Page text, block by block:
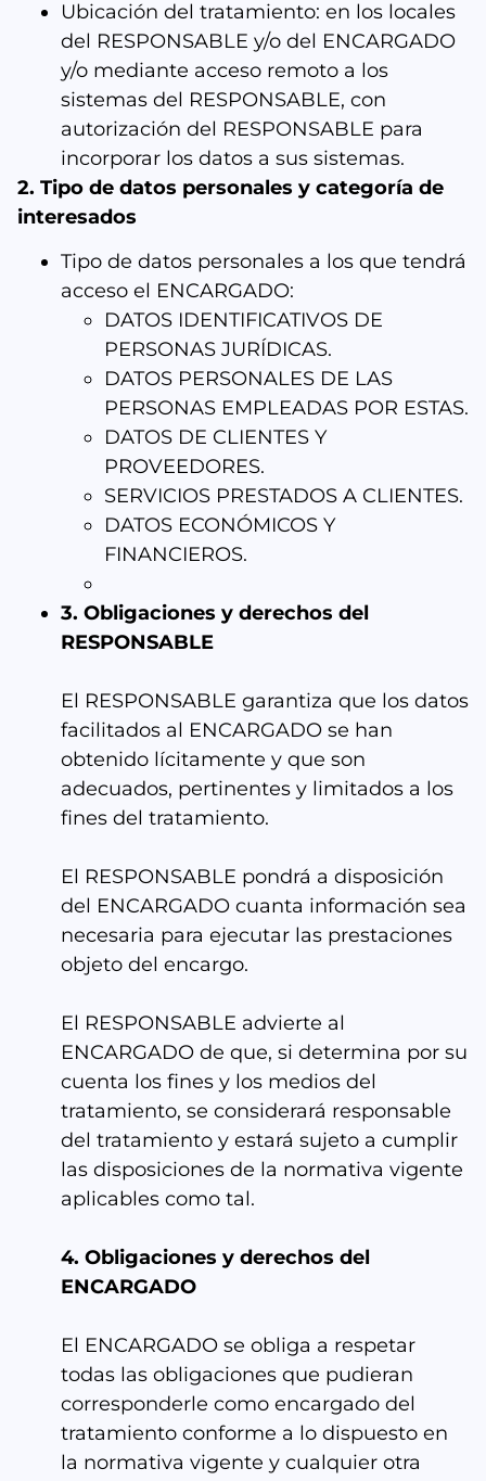
Ubicación del tratamiento: en los locales
del RESPONSABLE y/o del ENCARGADO
y/o mediante acceso remoto a los
sistemas del RESPONSABLE, con
autorización del RESPONSABLE para
incorporar los datos a sus sistemas.
2. Tipo de datos personales y categoría de
interesados
Tipo de datos personales a los que tendrá
acceso el ENCARGADO:
DATOS IDENTIFICATIVOS DE
PERSONAS JURÍDICAS.
DATOS PERSONALES DE LAS
PERSONAS EMPLEADAS POR ESTAS.
DATOS DE CLIENTES Y
PROVEEDORES.
SERVICIOS PRESTADOS A CLIENTES.
DATOS ECONÓMICOS Y
FINANCIEROS.
3. Obligaciones y derechos del
RESPONSABLE
El RESPONSABLE garantiza que los datos
facilitados al ENCARGADO se han
obtenido lícitamente y que son
adecuados, pertinentes y limitados a los
fines del tratamiento.
El RESPONSABLE pondrá a disposición
del ENCARGADO cuanta información sea
necesaria para ejecutar las prestaciones
objeto del encargo.
El RESPONSABLE advierte al
ENCARGADO de que, si determina por su
cuenta los fines y los medios del
tratamiento, se considerará responsable
del tratamiento y estará sujeto a cumplir
las disposiciones de la normativa vigente
aplicables como tal.
4. Obligaciones y derechos del
ENCARGADO
El ENCARGADO se obliga a respetar
todas las obligaciones que pudieran
corresponderle como encargado del
tratamiento conforme a lo dispuesto en
la normativa vigente y cualquier otra